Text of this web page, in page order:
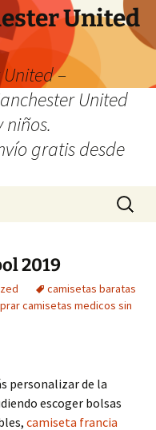
United
–
United
niños.
gratis desde
Buscar:
2019
camisetas baratas
camisetas medicos sin
personalizar de la
escoger bolsas
camiseta francia